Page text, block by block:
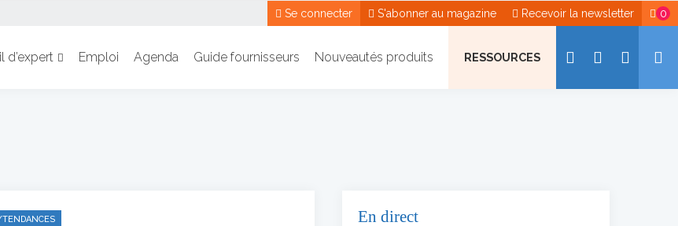
0
Recevoir la newsletter
S'abonner au magazine
Se connecter
d’expert Emploi Agenda Guide fournisseurs Nouveautés produits RESSOURCES
En direct